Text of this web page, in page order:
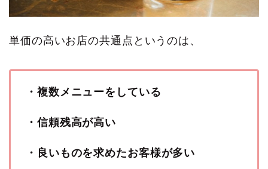
単価の高いお店の共通点というのは、
・複数メニューをしている
・信頼残高が高い
・良いものを求めたお客様が多い